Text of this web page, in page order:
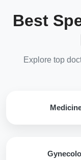
Best
Explore top